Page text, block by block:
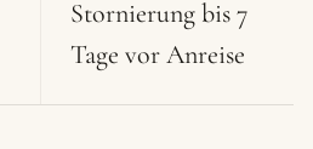
Stornierung bis 7
Tage vor Anreise